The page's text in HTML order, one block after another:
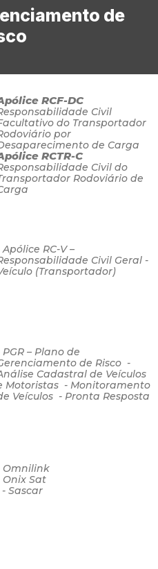
de
RCF-DC
Civil
do Transportador
por
de Carga
RCTR-C
Civil do
Rodoviário de
Apólice RC-V –
Civil Geral -
(Transportador)
PGR – Plano de
de Risco -
Cadastral de Veículos
Motoristas - Monitoramento
Veículos - Pronta Resposta
Omnilink
Onix Sat
- Sascar